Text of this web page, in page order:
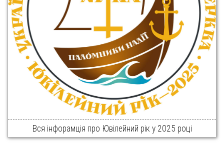
Вся інфорамція про Ювілейний рік у 2025 році